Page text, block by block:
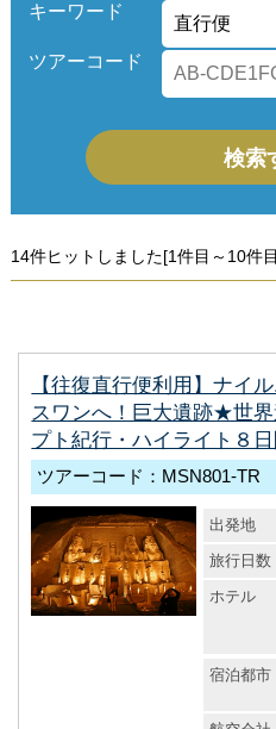
キーワード
ツアーコード
14件ヒットしました[1件目～10件
【往復直行便利用】ナイ
スワンへ！巨大遺跡★世
プト紀行・ハイライト８日
ツアーコード：MSN801-TR
出発地
旅行日数
ホテル
宿泊都市